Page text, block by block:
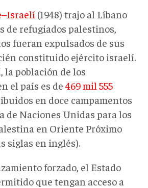
(1948) trajo al Líbano
de refugiados palestinos,
fueran expulsados de sus
constituido ejército israelí.
la población de los
el país es de 469 mil 555
en doce campamentos
de Naciones Unidas para los
en Oriente Próximo
siglas en inglés).
forzado, el Estado
que tengan acceso a